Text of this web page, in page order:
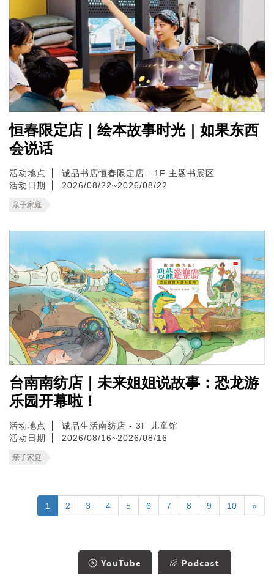
恒春限定店｜绘本故事时光｜如果东西
会说话
活动地点
诚品书店恒春限定店 - 1F 主题书展区
活动日期
2026/08/22~2026/08/22
亲子家庭
台南南纺店｜未来姐姐说故事：恐龙游
乐园开幕啦！
活动地点
诚品生活南纺店 - 3F 儿童馆
活动日期
2026/08/16~2026/08/16
亲子家庭
1 2 3 4 5 6 7 8 9 10 »